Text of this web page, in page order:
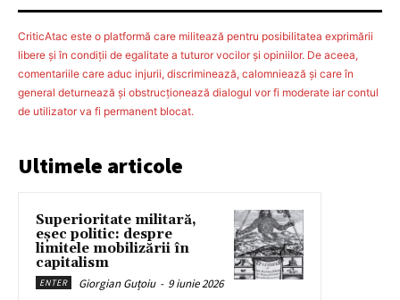
CriticAtac este o platformă care militează pentru posibilitatea exprimării
libere şi în condiţii de egalitate a tuturor vocilor şi opiniilor. De aceea,
comentariile care aduc injurii, discriminează, calomniează şi care în
general deturnează şi obstrucţionează dialogul vor fi moderate iar contul
de utilizator va fi permanent blocat.
Ultimele articole
Superioritate militară,
eșec politic: despre
limitele mobilizării în
capitalism
ENTER Giorgian Guțoiu - 9 iunie 2026